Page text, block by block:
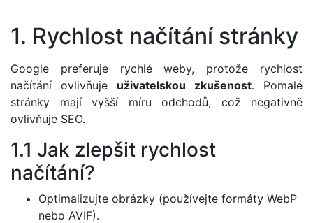
1. Rychlost načítání stránky
Google preferuje rychlé weby, protože rychlost
načítání ovlivňuje uživatelskou zkušenost. Pomalé
stránky mají vyšší míru odchodů, což negativně
ovlivňuje SEO.
1.1 Jak zlepšit rychlost
načítání?
Optimalizujte obrázky (používejte formáty WebP
nebo AVIF).